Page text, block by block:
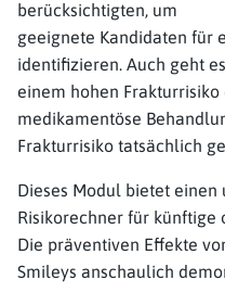
berücksichtigten, um
geeignete Kandidaten für
identifizieren. Auch geht
einem hohen Frakturrisiko
medikamentöse
Frakturrisiko tatsächlich
Dieses Modul bietet einen
Risikorechner für künftige
Die präventiven Effekte
Smileys anschaulich